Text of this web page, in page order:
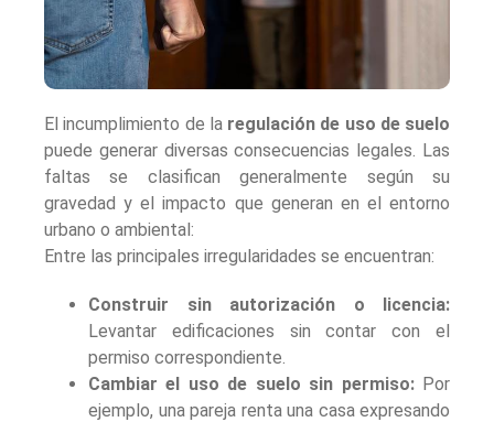
El incumplimiento de la regulación de uso de suelo
puede generar diversas consecuencias legales. Las
faltas se clasifican generalmente según su
gravedad y el impacto que generan en el entorno
urbano o ambiental:
Entre las principales irregularidades se encuentran:
Construir sin autorización o licencia:
Levantar edificaciones sin contar con el
permiso correspondiente.
Cambiar el uso de suelo sin permiso:Por
ejemplo, una pareja renta una casa expresando